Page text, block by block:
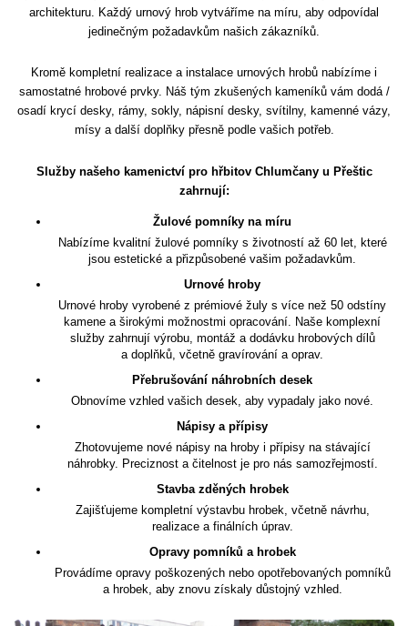
architekturu. Každý urnový hrob vytváříme na míru, aby odpovídal
jedinečným požadavkům našich zákazníků.
Kromě kompletní realizace a instalace urnových hrobů nabízíme i
samostatné hrobové prvky. Náš tým zkušených kameníků vám dodá /
osadí krycí desky, rámy, sokly, nápisní desky, svítilny, kamenné vázy,
mísy a další doplňky přesně podle vašich potřeb.
Služby našeho kamenictví pro hřbitov Chlumčany u Přeštic
zahrnují:
Žulové pomníky na míru
Nabízíme kvalitní žulové pomníky s životností až 60 let, které
jsou estetické a přizpůsobené vašim požadavkům.
Urnové hroby
Urnové hroby vyrobené z prémiové žuly s více než 50 odstíny
kamene a širokými možnostmi opracování. Naše komplexní
služby zahrnují výrobu, montáž a dodávku hrobových dílů
a doplňků, včetně gravírování a oprav.
Přebrušování náhrobních desek
Obnovíme vzhled vašich desek, aby vypadaly jako nové.
Nápisy a přípisy
Zhotovujeme nové nápisy na hroby i přípisy na stávající
náhrobky. Preciznost a čitelnost je pro nás samozřejmostí.
Stavba zděných hrobek
Zajišťujeme kompletní výstavbu hrobek, včetně návrhu,
realizace a finálních úprav.
Opravy pomníků a hrobek
Provádíme opravy poškozených nebo opotřebovaných pomníků
a hrobek, aby znovu získaly důstojný vzhled.